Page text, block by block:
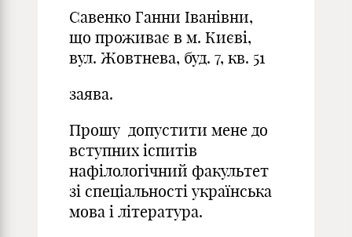
Савенко Ганни Іванівни,
що проживає в м. Києві,
вул. Жовтнева, буд. 7, кв. 51
заява.
Прошу допустити мене до
вступних іспитів
нафілологічний факультет
зі спеціальності українська
мова і література.